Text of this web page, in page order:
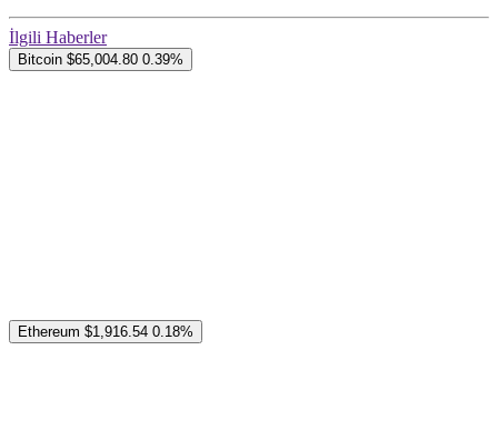
İlgili Haberler
Bitcoin $65,004.80 0.39%
Ethereum $1,916.54 0.18%